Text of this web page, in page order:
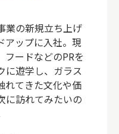
業の新規立ち上げ
アップに入社。現
ードなどのPRを
に遊学し、ガラス
れてきた文化や価
に訪れてみたいの